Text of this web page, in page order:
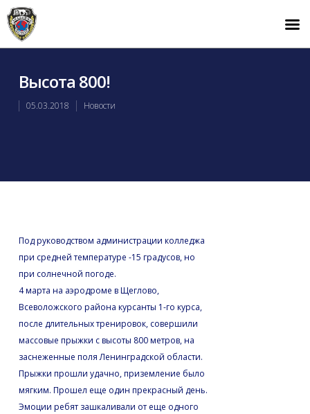
Высота 800!
05.03.2018 Новости
Под руководством администрации колледжа
при средней температуре -15 градусов, но
при солнечной погоде.
4 марта на аэродроме в Щеглово,
Всеволожского района курсанты 1-го курса,
после длительных тренировок, совершили
массовые прыжки с высоты 800 метров, на
заснеженные поля Ленинградской области.
Прыжки прошли удачно, приземление было
мягким. Прошел еще один прекрасный день.
Эмоции ребят зашкаливали от еще одного